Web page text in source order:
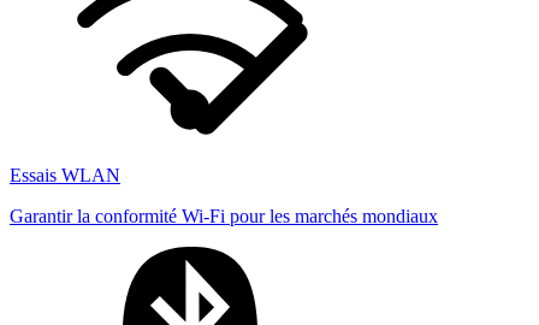
Essais WLAN
Garantir la conformité Wi-Fi pour les marchés mondiaux